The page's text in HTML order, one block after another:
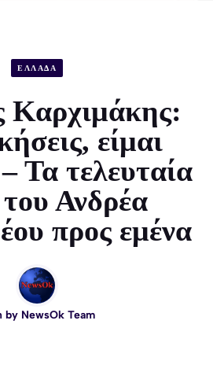
ΕΛΛΑΔΑ
Καρχιμάκης:
είμαι
Τα τελευταία
Ανδρέα
προς εμένα
by NewsOk Team